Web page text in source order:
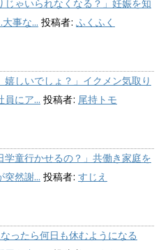
じゃいられなくなる？」妊娠を知
事な... 投稿者: ふくふく
嬉しいでしょ？」イクメン気取り
員にア... 投稿者: 尾持トモ
学童行かせるの？」共働き家庭を
突然謝... 投稿者: すじえ
なったら何日も休むようになる